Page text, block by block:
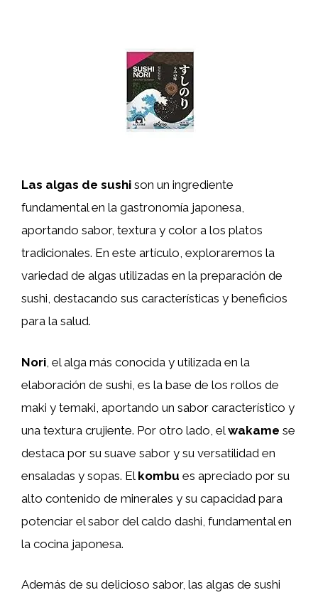
Las algas de sushi son un ingrediente
fundamental en la gastronomía japonesa,
aportando sabor, textura y color a los platos
tradicionales. En este artículo, exploraremos la
variedad de algas utilizadas en la preparación de
sushi, destacando sus características y beneficios
para la salud.
Nori , el alga más conocida y utilizada en la
elaboración de sushi, es la base de los rollos de
maki y temaki, aportando un sabor característico y
una textura crujiente. Por otro lado, elwakame se
destaca por su suave sabor y su versatilidad en
ensaladas y sopas. El kombu es apreciado por su
alto contenido de minerales y su capacidad para
potenciar el sabor del caldo dashi, fundamental en
la cocina japonesa.
Además de su delicioso sabor, las algas de sushi